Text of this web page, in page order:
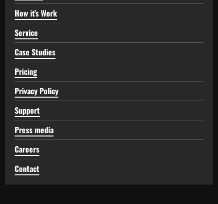
How it’s Work
Service
Case Studies
Pricing
Privacy Policy
Support
Press media
Careers
Contact